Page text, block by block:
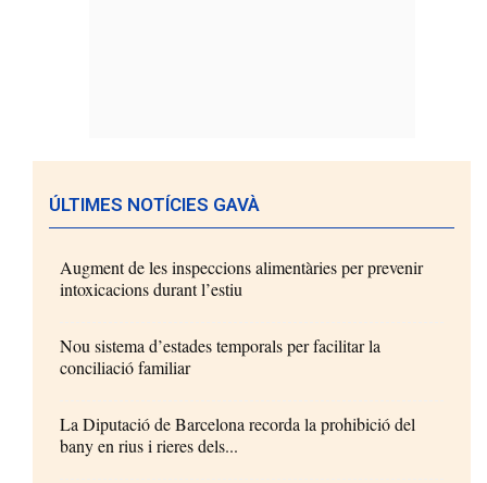
ÚLTIMES NOTÍCIES GAVÀ
Augment de les inspeccions alimentàries per prevenir
intoxicacions durant l’estiu
Nou sistema d’estades temporals per facilitar la
conciliació familiar
La Diputació de Barcelona recorda la prohibició del
bany en rius i rieres dels...